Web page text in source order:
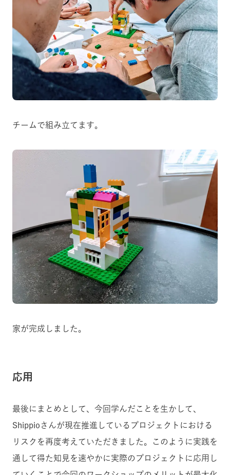
チームで組み立てます。
家が完成しました。
応用
最後にまとめとして、今回学んだことを生かして、
Shippioさんが現在推進しているプロジェクトにおける
リスクを再度考えていただきました。このように実践を
通して得た知見を速やかに実際のプロジェクトに応用し